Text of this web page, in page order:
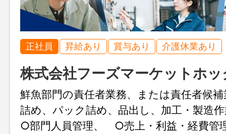
正社員 昇給あり 賞与あり 介護休業あり
株式会社フーズマーケットホッ
鮮魚部門の責任者業務、または責任者
詰め、パック詰め、品出し、加工・製造
○部門人員管理、 ○売上・利益・経費管